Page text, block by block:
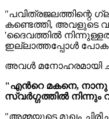
"പവിത്രജലത്തിന്റെ
കണ്ടെത്തി,
'ദൈവത്തിൽ
ഇല്ലാത്തപ്പോൾ
അവൾ മനോഹരമായി
"എന്‍റെ മകനെ, നാനു
സ്വർഗ്ഗത്തിൽ നിന്നും
"അമ്മയുടെ മുഖം